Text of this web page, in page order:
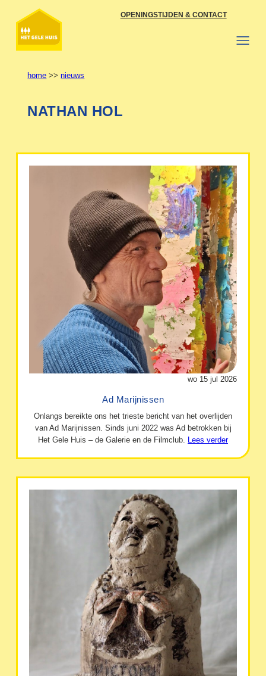
naar
inhoud
OPENINGSTIJDEN & CONTACT
home >>nieuws
NATHAN HOL
wo 15 jul 2026
Ad Marijnissen
Onlangs bereikte ons het trieste bericht van het overlijden
van Ad Marijnissen. Sinds juni 2022 was Ad betrokken bij
Het Gele Huis – de Galerie en de Filmclub. Lees verder